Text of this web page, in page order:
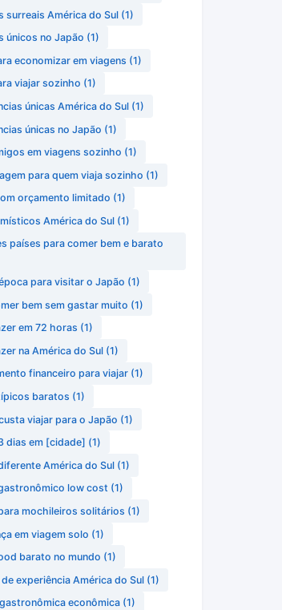
surreais América do Sul(1)
únicos no Japão (1)
economizar em viagens (1)
viajar sozinho (1)
únicas América do Sul(1)
únicas no Japão (1)
em viagens sozinho (1)
para quem viaja sozinho (1)
orçamento limitado (1)
América do Sul(1)
países para comer bem e barato
para visitar o Japão (1)
bem sem gastar muito (1)
em 72 horas (1)
na América do Sul(1)
financeiro para viajar(1)
baratos (1)
viajar para o Japão (1)
dias em [cidade] (1)
América do Sul(1)
low cost (1)
mochileiros solitários (1)
em viagem solo (1)
barato no mundo (1)
experiência América do Sul(1)
econômica(1)